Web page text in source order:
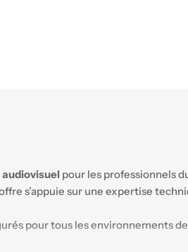
pour les professionnels
s’appuie sur une expertise
pour tous les environnements